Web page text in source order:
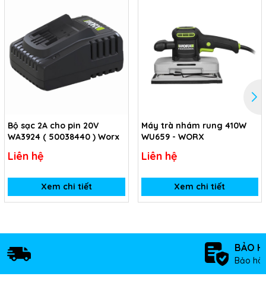
Bộ sạc 2A cho pin 20V
WA3924 ( 50038440 ) Worx
Liên hệ
Xem chi tiết
Máy trà nhám rung 410W
WU659 - WORX
Liên hệ
Xem chi tiết
BẢO
Bảo